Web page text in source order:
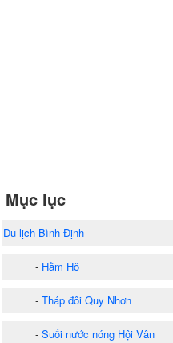
Mục lục
Du lịch Bình Định
- Hầm Hô
- Tháp đôi Quy Nhơn
- Suối nước nóng Hội Vân